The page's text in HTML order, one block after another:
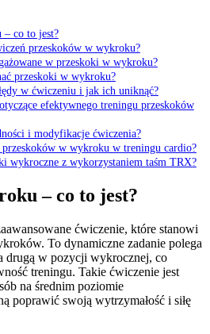
co to jest?
przeskoków w wykroku?
w przeskoki w wykroku?
przeskoki w wykroku?
w ćwiczeniu i jak ich uniknąć?
efektywnego treningu przeskoków
i modyfikacje ćwiczenia?
przeskoków w wykroku w treningu cardio?
wykroczne z wykorzystaniem taśm TRX?
– co to jest?
ćwiczenie, które stanowi
To dynamiczne zadanie polega
drugą w pozycji wykrocznej, co
treningu. Takie ćwiczenie jest
na średnim poziomie
poprawić swoją wytrzymałość i siłę